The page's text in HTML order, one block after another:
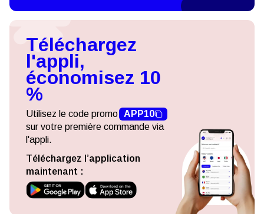
Téléchargez
l'appli,
économisez 10
%
Utilisez le code promo APP10
sur votre première commande via
l'appli.
Téléchargez l’application
maintenant :